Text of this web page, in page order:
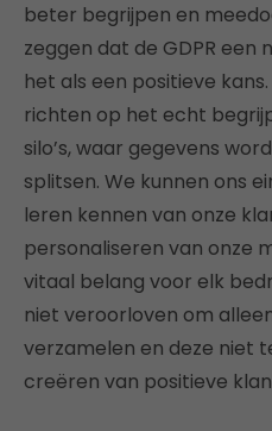
beter begrijpen en
zeggen dat de GDPR een
het als een positieve
richten op het echt
silo’s, waar gegevens
splitsen. We kunnen ons
leren kennen van onze
personaliseren van onze
vitaal belang voor elk
niet veroorloven om
verzamelen en deze niet
creëren van ​​positieve